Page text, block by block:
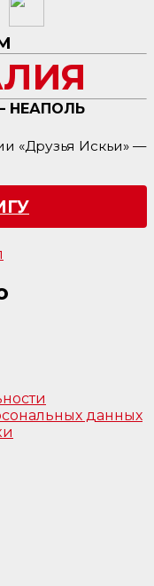
НЕАПОЛЬ
«Друзья Искьи» —
данных